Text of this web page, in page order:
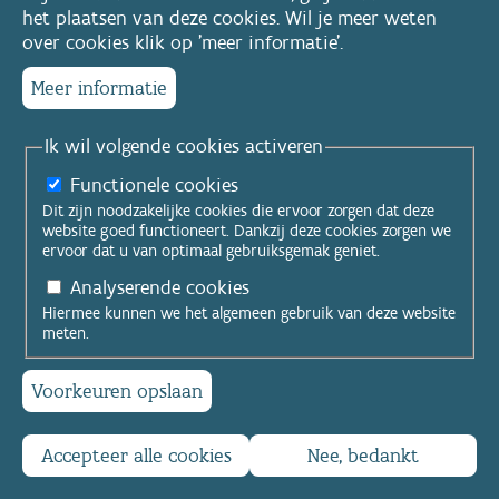
het plaatsen van deze cookies. Wil je meer weten
over cookies klik op 'meer informatie'.
Meer informatie
Ik wil volgende cookies activeren
Functionele cookies
Dit zijn noodzakelijke cookies die ervoor zorgen dat deze
website goed functioneert. Dankzij deze cookies zorgen we
ervoor dat u van optimaal gebruiksgemak geniet.
Analyserende cookies
Hiermee kunnen we het algemeen gebruik van deze website
meten.
Voorkeuren opslaan
Accepteer alle cookies Nee, bedankt